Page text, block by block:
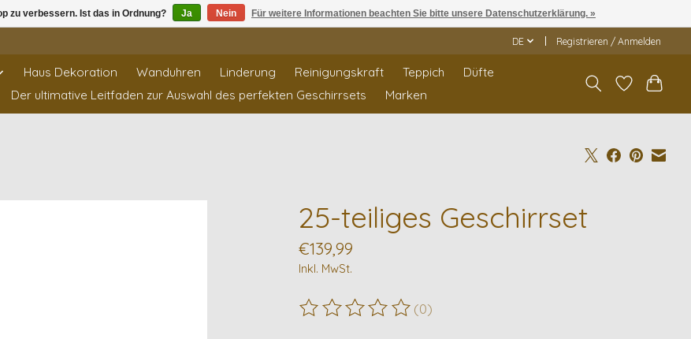
DE Registrieren / Anmelden
Haus Dekoration Wanduhren Linderung Reinigungskraft Teppich
Düfte
Der ultimative Leitfaden zur Auswahl des perfekten Geschirrsets Marken
25-teiliges Geschirrset
€139,99
Inkl. MwSt.
Die Bewertung dieses Produkts ist
(0)
zu verbessern. Ist das in Ordnung? Ja Nein Für weitere Informationen beachten Sie bitte unsere Datenschutzerklärung. »